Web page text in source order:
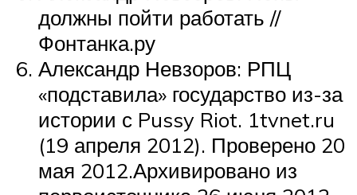
должны пойти работать //
Фонтанка.ру
Александр Невзоров: РПЦ
«подставила» государство из-за
истории с Pussy Riot. 1tvnet.ru
(19 апреля 2012). Проверено 20
мая 2012.Архивировано из